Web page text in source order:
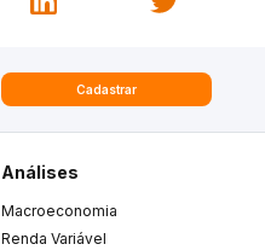
Cadastrar
Análises
Macroeconomia
Renda Variável